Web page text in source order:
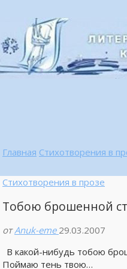
Главная Стихотворения в
Стихотворения в прозе
Тобою брошенной
от Anuk-eme 29.03.2007
В какой-нибудь тобою
Поймаю тень твою…